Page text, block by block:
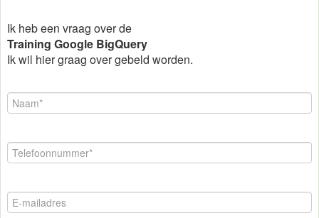
Ik heb een vraag over de
Training Google BigQuery
Ik wil hier graag over gebeld worden.